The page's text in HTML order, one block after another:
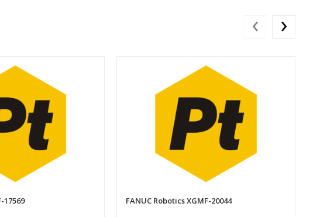
17569 FANUC Robotics XGMF-20044
‹ ›